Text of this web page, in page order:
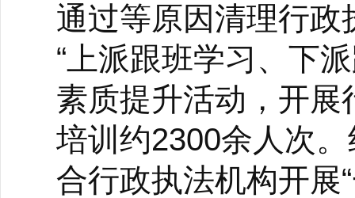
通过等原因清理行
“上派跟班学习、下
素质提升活动，开
培训约2300余人次
合行政执法机构开展